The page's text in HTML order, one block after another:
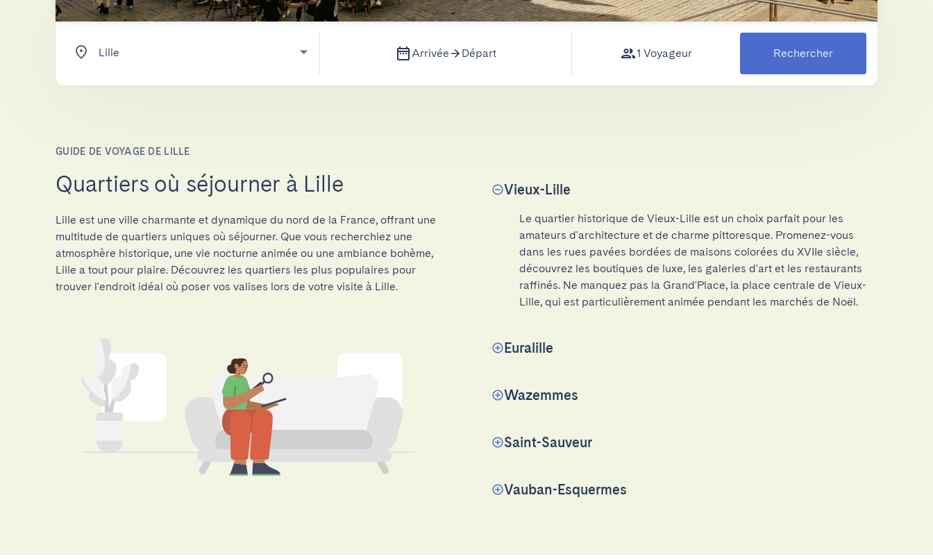
Arrivée Départ 1 Voyageur Rechercher
GUIDE DE VOYAGE DE LILLE
Quartiers où séjourner à Lille
Lille est une ville charmante et dynamique du nord de la France, offrant une
multitude de quartiers uniques où séjourner. Que vous recherchiez une
atmosphère historique, une vie nocturne animée ou une ambiance bohème,
Lille a tout pour plaire. Découvrez les quartiers les plus populaires pour
trouver l'endroit idéal où poser vos valises lors de votre visite à Lille.
Vieux-Lille
Le quartier historique de Vieux-Lille est un choix parfait pour les
amateurs d'architecture et de charme pittoresque. Promenez-vous
dans les rues pavées bordées de maisons colorées du XVIIe siècle,
découvrez les boutiques de luxe, les galeries d'art et les restaurants
raffinés. Ne manquez pas la Grand'Place, la place centrale de Vieux-
Lille, qui est particulièrement animée pendant les marchés de Noël.
Euralille
Wazemmes
Saint-Sauveur
Vauban-Esquermes